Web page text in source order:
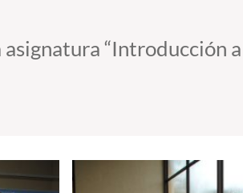
“Introducción